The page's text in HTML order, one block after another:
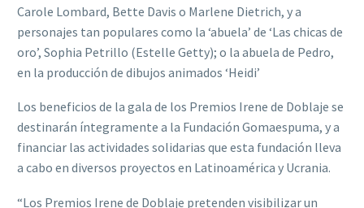
Carole Lombard, Bette Davis o Marlene Dietrich, y a
personajes tan populares como la ‘abuela’ de ‘Las chicas de
oro’, Sophia Petrillo (Estelle Getty); o la abuela de Pedro,
en la producción de dibujos animados ‘Heidi’
Los beneficios de la gala de los Premios Irene de Doblaje se
destinarán íntegramente a la Fundación Gomaespuma, y a
financiar las actividades solidarias que esta fundación lleva
a cabo en diversos proyectos en Latinoamérica y Ucrania.
“Los Premios Irene de Doblaje pretenden visibilizar un